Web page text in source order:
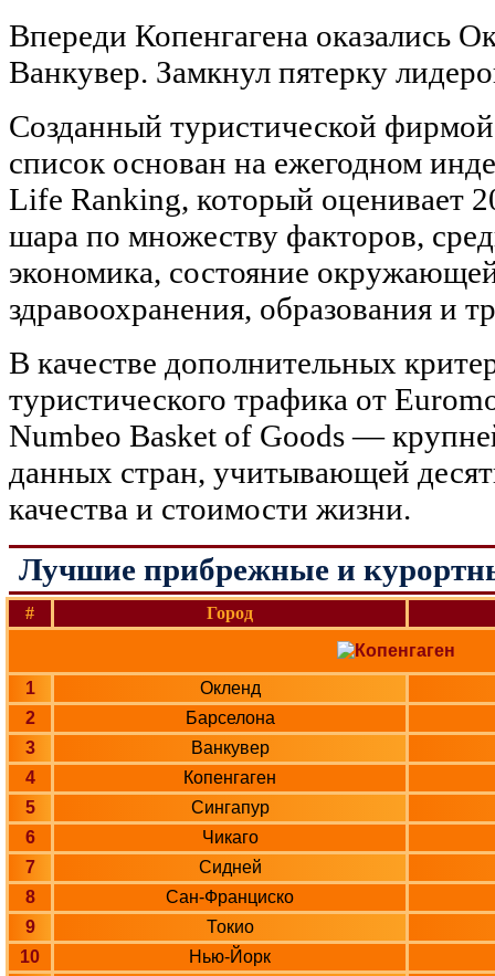
Впереди Копенгагена оказались
Ванкувер. Замкнул пятерку
Созданный туристической
список основан на ежегодном
Life Ranking, который оценивает
шара по множеству факторов,
экономика, состояние
здравоохранения, образования и
В качестве дополнительных
туристического трафика от
Numbeo Basket of Goods —
данных стран, учитывающей
качества и стоимости жизни.
Лучшие прибрежные и
# Город
1
Окленд
2
Барселона
3
Ванкувер
4
Копенгаген
5
Сингапур
6
Чикаго
7
Сидней
8
Сан-Франциско
9
Токио
10
Нью-Йорк